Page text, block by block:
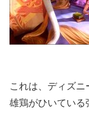
これは、ディズ
雄鶏がひいている